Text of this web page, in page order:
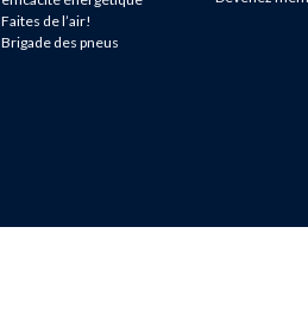
Faites de l’air!
Brigade des pneus